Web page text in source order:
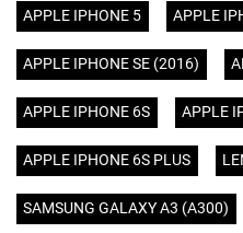
APPLE IPHONE 5 APPLE
APPLE IPHONE SE (2016)
APPLE IPHONE 6S APPLE
APPLE IPHONE 6S PLUS
SAMSUNG GALAXY A3 (A300)